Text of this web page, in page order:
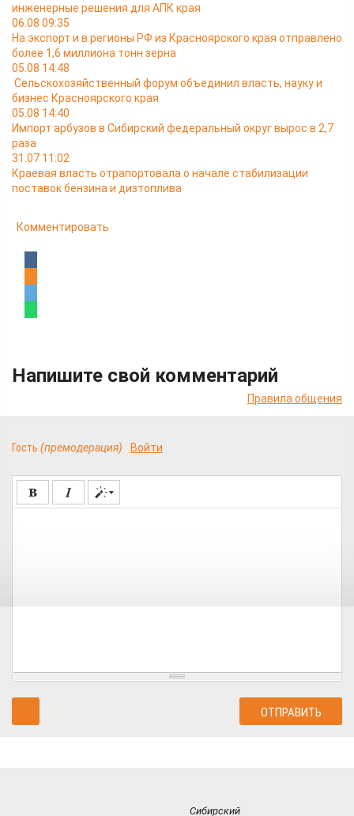
инженерные решения для АПК края
06.08 09:35
На экспорт и в регионы РФ из Красноярского края отправлено
более 1,6 миллиона тонн зерна
05.08 14:48
Сельскохозяйственный форум объединил власть, науку и
бизнес Красноярского края
05.08 14:40
Импорт арбузов в Сибирский федеральный округ вырос в 2,7
раза
31.07 11:02
Краевая власть отрапортовала о начале стабилизации
поставок бензина и дизтоплива
Комментировать
Напишите свой комментарий
Правила общения
Гость (премодерация) Войти
Сибирский